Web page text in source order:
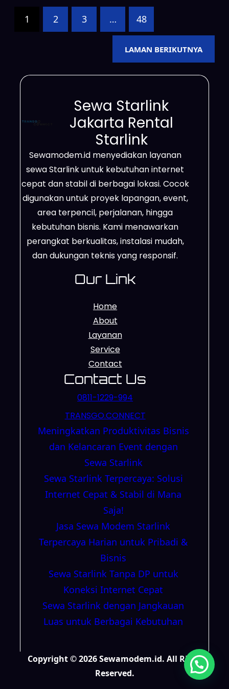
kebutuhan perusahaan, pekerjaan
lapangan, penyelenggaraan acara,
hingga penggunaan pribadi
dengan pilihan masa sewa yang
yang…
1 2 3 … 48
LAMAN BERIKUTNYA
Sewa Starlink
Jakarta Rental
Starlink
Sewamodem.id menyediakan layanan
sewa Starlink untuk kebutuhan internet
cepat dan stabil di berbagai lokasi. Cocok
digunakan untuk proyek lapangan, event,
area terpencil, perjalanan, hingga
kebutuhan bisnis. Kami menawarkan
perangkat berkualitas, instalasi mudah,
dan dukungan teknis yang responsif.
Our Link
Home
About
Layanan
Service
Contact
Contact Us
0811-1229-994
TRANSGO.CONNECT
Meningkatkan Produktivitas Bisnis
dan Kelancaran Event dengan
Sewa Starlink
Sewa Starlink Terpercaya: Solusi
Internet Cepat & Stabil di Mana
Saja!
Jasa Sewa Modem Starlink
Terpercaya Harian untuk Pribadi &
Bisnis
Sewa Starlink Tanpa DP untuk
Koneksi Internet Cepat
Sewa Starlink dengan Jangkauan
Luas untuk Berbagai Kebutuhan
Copyright © 2026 Sewamodem.id. All Right
Reserved.